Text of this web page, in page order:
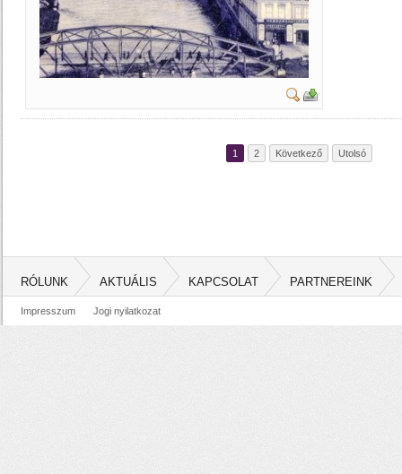
1 2 Következő Utolsó
RÓLUNK AKTUÁLIS KAPCSOLAT PARTNEREINK
Impresszum Jogi nyilatkozat